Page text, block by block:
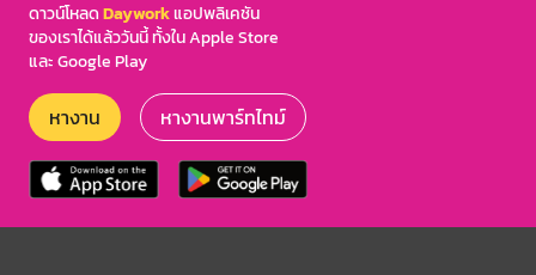
ดาวน์โหลดDayworkแอปพลิเคชัน
ของเราได้แล้ววันนี้ ทั้งใน Apple Store
และ Google Play
หางาน หางานพาร์ทไทม์